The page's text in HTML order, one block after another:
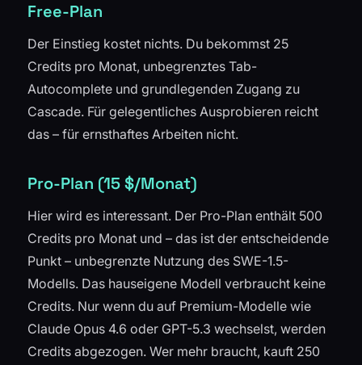
Free-Plan
Der Einstieg kostet nichts. Du bekommst 25
Credits pro Monat, unbegrenztes Tab-
Autocomplete und grundlegenden Zugang zu
Cascade. Für gelegentliches Ausprobieren reicht
das – für ernsthaftes Arbeiten nicht.
Pro-Plan (15 $/Monat)
Hier wird es interessant. Der Pro-Plan enthält 500
Credits pro Monat und – das ist der entscheidende
Punkt – unbegrenzte Nutzung des SWE-1.5-
Modells. Das hauseigene Modell verbraucht keine
Credits. Nur wenn du auf Premium-Modelle wie
Claude Opus 4.6 oder GPT-5.3 wechselst, werden
Credits abgezogen. Wer mehr braucht, kauft 250